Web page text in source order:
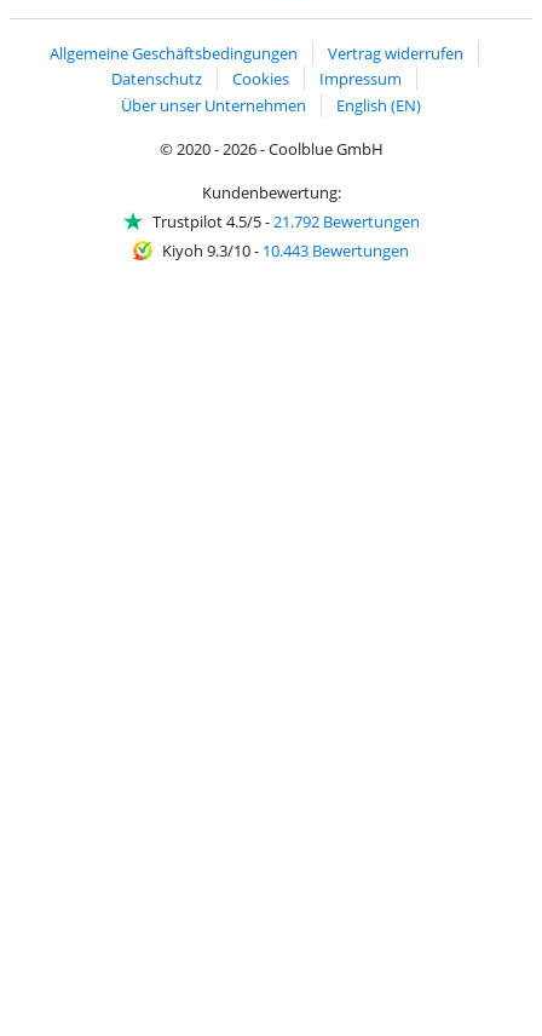
Allgemeine Geschäftsbedingungen
Vertrag widerrufen
Datenschutz
Cookies
Impressum
Über unser Unternehmen
English (EN)
© 2020 - 2026 - Coolblue GmbH
Kundenbewertung:
Trustpilot 4.5/5-21.792 Bewertungen
Kiyoh 9.3/10- 10.443 Bewertungen